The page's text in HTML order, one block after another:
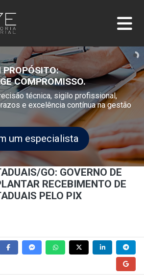
PROPÓSITO:
COMPROMISSO.
técnica, sigilo profissional,
e excelência contínua na gestão
um especialista
GO: GOVERNO DE
RECEBIMENTO DE
PELO PIX